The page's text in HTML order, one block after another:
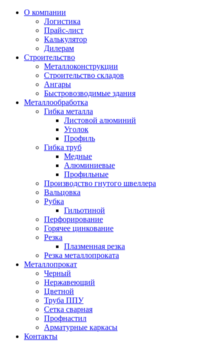
О компании
Логистика
Прайс-лист
Калькулятор
Дилерам
Строительство
Металлоконструкции
Строительство складов
Ангары
Быстровозводимые здания
Металлообработка
Гибка металла
Листовой алюминий
Уголок
Профиль
Гибка труб
Медные
Алюминиевые
Профильные
Производство гнутого швеллера
Вальцовка
Рубка
Гильотиной
Перфорирование
Горячее цинкование
Резка
Плазменная резка
Резка металлопроката
Металлопрокат
Черный
Нержавеющий
Цветной
Труба ППУ
Сетка сварная
Профнастил
Арматурные каркасы
Контакты